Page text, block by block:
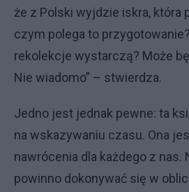
że z Polski wyjdzie iskra, która
czym polega to
rekolekcje wystarczą? Może
Nie wiadomo” – stwierdza.
Jedno jest jednak pewne: ta
na wskazywaniu czasu. Ona
nawrócenia dla każdego z nas.
powinno dokonywać się w